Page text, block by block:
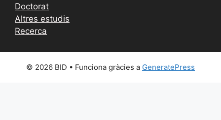
Doctorat
Altres estudis
Recerca
© 2026 BID • Funciona gràcies a GeneratePress